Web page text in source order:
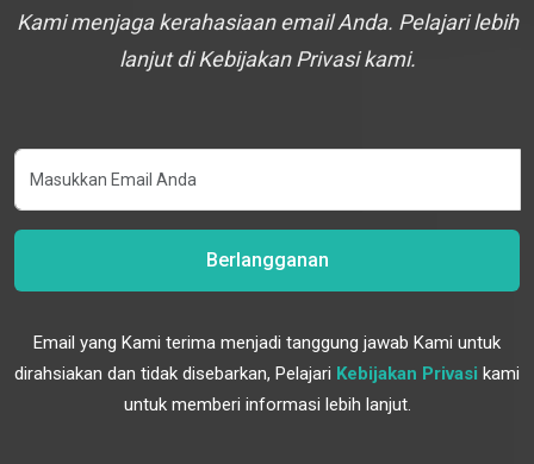
Kami menjaga kerahasiaan email Anda. Pelajari lebih
lanjut di Kebijakan Privasi kami.
Berlangganan
Email yang Kami terima menjadi tanggung jawab Kami untuk
dirahsiakan dan tidak disebarkan, Pelajari Kebijakan Privasi kami
untuk memberi informasi lebih lanjut.